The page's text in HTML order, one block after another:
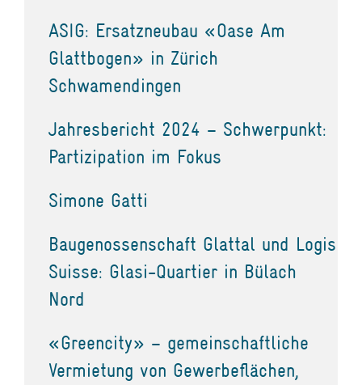
ASIG: Ersatzneubau «Oase Am
Glattbogen» in Zürich
Schwamendingen
Jahresbericht 2024 – Schwerpunkt:
Partizipation im Fokus
Simone Gatti
Baugenossenschaft Glattal und Logis
Suisse: Glasi-Quartier in Bülach
Nord
«Greencity» – gemeinschaftliche
Vermietung von Gewerbeflächen,